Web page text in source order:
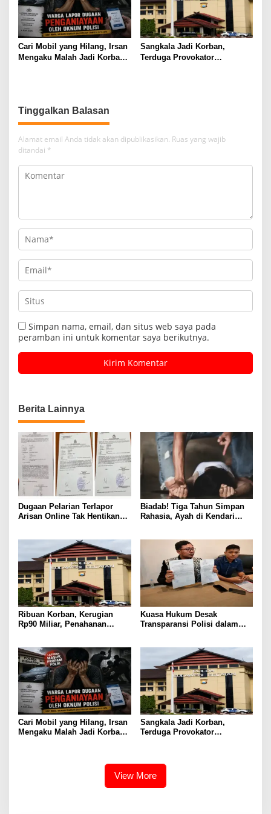
Cari Mobil yang Hilang, Irsan
Mengaku Malah Jadi Korban
Sangkala Jadi Korban,
Terduga Provokator
Tinggalkan Balasan
Alamat email Anda tidak akan dipublikasikan. Ruas yang wajib
ditandai *
Simpan nama, email, dan situs web saya pada
peramban ini untuk komentar saya berikutnya.
Berita Lainnya
Dugaan Pelarian Terlapor
Arisan Online Tak Hentikan
Biadab! Tiga Tahun Simpan
Rahasia, Ayah di Kendari
Ribuan Korban, Kerugian
Rp90 Miliar, Penahanan
Kuasa Hukum Desak
Transparansi Polisi dalam
Cari Mobil yang Hilang, Irsan
Mengaku Malah Jadi Korban
Sangkala Jadi Korban,
Terduga Provokator
View More